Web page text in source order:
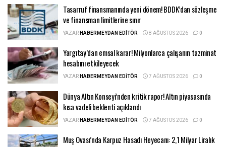
Tasarruf finansmanında yeni dönem! BDDK’dan sözleşme
ve finansman limitlerine sınır
YAZARHABERMEYDAN EDITÖR 8 AĞUSTOS 2026 0
Yargıtay’dan emsal karar! Milyonlarca çalışanın tazminat
hesabını etkileyecek
YAZARHABERMEYDAN EDITÖR 7 AĞUSTOS 2026 0
Dünya Altın Konseyi’nden kritik rapor! Altın piyasasında
kısa vadeli beklenti açıklandı
YAZARHABERMEYDAN EDITÖR 7 AĞUSTOS 2026 0
Muş Ovası’nda Karpuz Hasadı Heyecanı: 2,1 Milyar Liralık